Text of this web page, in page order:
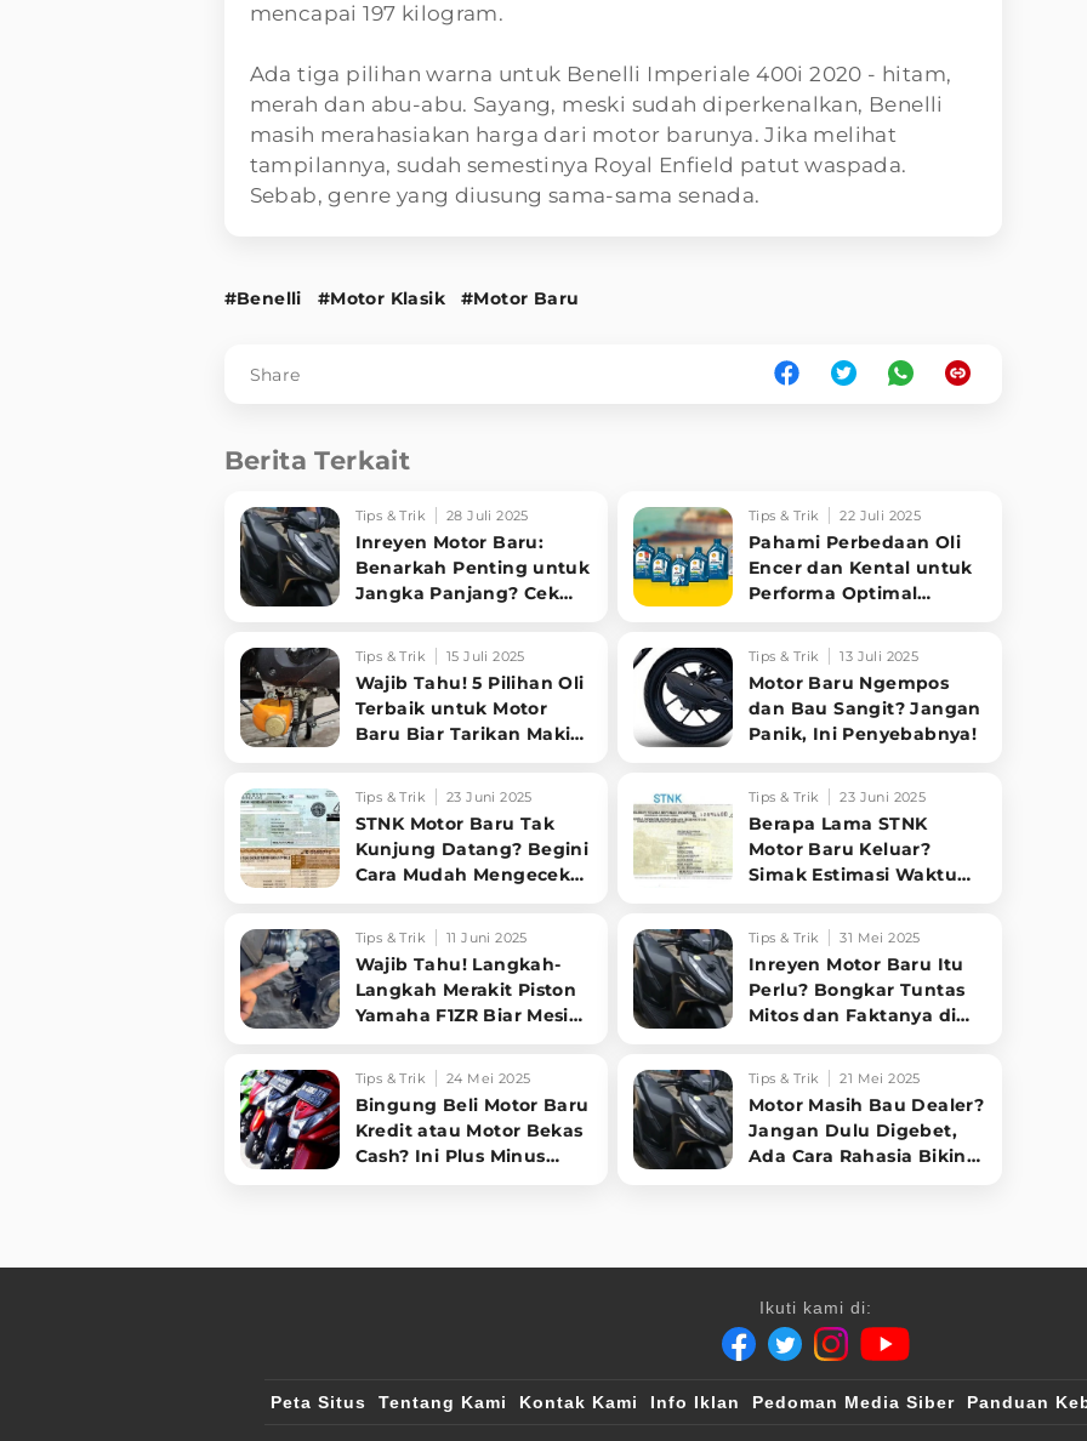
mencapai 197 kilogram.
Ada tiga pilihan warna untuk Benelli Imperiale 400i 2020 - hitam,
merah dan abu-abu. Sayang, meski sudah diperkenalkan, Benelli
masih merahasiakan harga dari motor barunya. Jika melihat
tampilannya, sudah semestinya Royal Enfield patut waspada.
Sebab, genre yang diusung sama-sama senada.
#Benelli #Motor Klasik #Motor Baru
Share
Berita Terkait
Tips & Trik 28 Juli 2025
Inreyen Motor Baru:
Benarkah Penting untuk
Jangka Panjang? Cek
Tips & Trik 22 Juli 2025
Pahami Perbedaan Oli
Encer dan Kental untuk
Performa Optimal
Tips & Trik 15 Juli 2025
Wajib Tahu! 5 Pilihan Oli
Terbaik untuk Motor
Baru Biar Tarikan Makin
Tips & Trik 13 Juli 2025
Motor Baru Ngempos
dan Bau Sangit? Jangan
Panik, Ini Penyebabnya!
Tips & Trik 23 Juni 2025
STNK Motor Baru Tak
Kunjung Datang? Begini
Cara Mudah Mengecek
Tips & Trik 23 Juni 2025
Berapa Lama STNK
Motor Baru Keluar?
Simak Estimasi Waktu
Tips & Trik 11 Juni 2025
Wajib Tahu! Langkah-
Langkah Merakit Piston
Yamaha F1ZR Biar Mesin
Tips & Trik 31 Mei 2025
Inreyen Motor Baru Itu
Perlu? Bongkar Tuntas
Mitos dan Faktanya di
Tips & Trik 24 Mei 2025
Bingung Beli Motor Baru
Kredit atau Motor Bekas
Cash? Ini Plus Minus
Tips & Trik 21 Mei 2025
Motor Masih Bau Dealer?
Jangan Dulu Digebet,
Ada Cara Rahasia Bikin
Ikuti kami di:
Peta Situs Tentang Kami Kontak Kami Info Iklan Pedoman Media Siber Panduan